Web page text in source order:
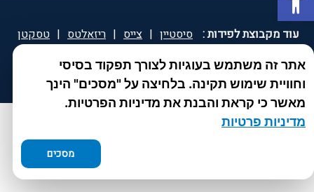
אתר זה משתמש בעוגיות לצורך תפקוד בסיסי
וחוויית שימוש תקינה. בלחיצה על "מסכים" הינך
מאשר כי קראת והבנת את מדיניות הפרטיות.
מדיניות פרטיות
מסכים
עוד מקבוצת לפידות : סיסטיין | צייס | ריזאלטס | טסקטן
| ספאטון | ספיד גרון | יוטיפרו פלוס | קוקידנט |
DROPsept ®